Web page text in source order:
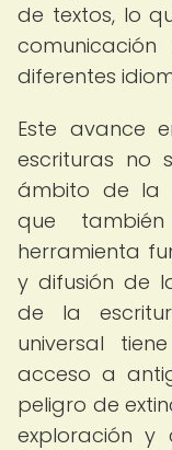
de textos, lo
diferentes
Este avance
escrituras no
ámbito de la
que
herramienta
y difusión de
de la
universal
acceso a
peligro de
exploración y